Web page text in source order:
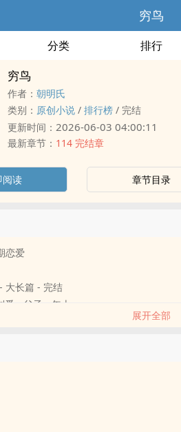
穷鸟
分类 排行
穷鸟
作者： 朝明氏
类别： 原创小说 / 排行榜 / 完结
更新时间： 2026-06-03 04:00:11
最新章节： 114 完结章
阅读 章节目录
恋爱
大长篇 - 完结
- 父子 - 年上
男人十几年，一朝见面就被狠狠打脸。
祸带走，然后……
了年轻时候的爸爸。
展开全部